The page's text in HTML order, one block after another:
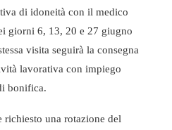
di idoneità con il medico
giorni 6, 13, 20 e 27 giugno
visita seguirà la consegna
lavorativa con impiego
bonifica.
una rotazione del